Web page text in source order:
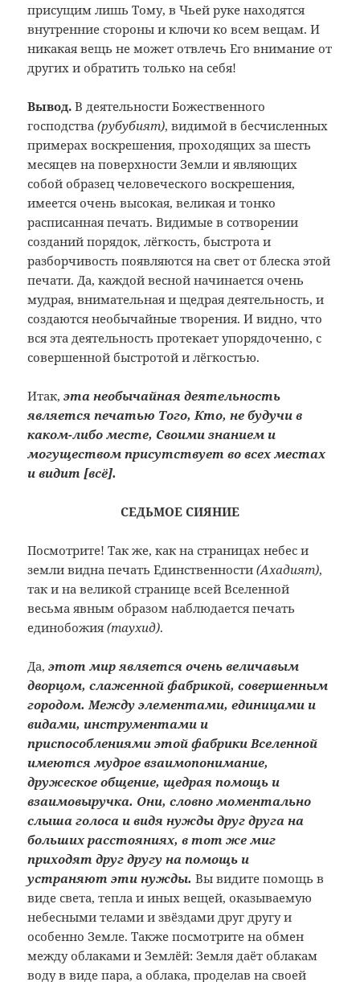
присущим лишь Тому, в Чьей руке находятся
внутренние стороны и ключи ко всем вещам. И
никакая вещь не может отвлечь Его внимание от
других и обратить только на себя!
Вывод. В деятельности Божественного
господства(рубубият), видимой в бесчисленных
примерах воскрешения, проходящих за шесть
месяцев на поверхности Земли и являющих
собой образец человеческого воскрешения,
имеется очень высокая, великая и тонко
расписанная печать. Видимые в сотворении
созданий порядок, лёгкость, быстрота и
разборчивость появляются на свет от блеска этой
печати. Да, каждой весной начинается очень
мудрая, внимательная и щедрая деятельность, и
создаются необычайные творения. И видно, что
вся эта деятельность протекает упорядоченно, с
совершенной быстротой и лёгкостью.
Итак, эта необычайная деятельность
является печатью Того, Кто, не будучи в
каком-либо месте, Своими знанием и
могуществом присутствует во всех местах
и видит [всё].
СЕДЬМОЕ СИЯНИЕ
Посмотрите! Так же, как на страницах небес и
земли видна печать Единственности (Ахадият),
так и на великой странице всей Вселенной
весьма явным образом наблюдается печать
единобожия (таухид).
Да, этот мир является очень величавым
дворцом, слаженной фабрикой, совершенным
городом. Между элементами, единицами и
видами, инструментами и
приспособлениями этой фабрики Вселенной
имеются мудрое взаимопонимание,
дружеское общение, щедрая помощь и
взаимовыручка. Они, словно моментально
слыша голоса и видя нужды друг друга на
больших расстояниях, в тот же миг
приходят друг другу на помощь и
устраняют эти нужды. Вы видите помощь в
виде света, тепла и иных вещей, оказываемую
небесными телами и звёздами друг другу и
особенно Земле. Также посмотрите на обмен
между облаками и Землёй: Земля даёт облакам
воду в виде пара, а облака, проделав на своей